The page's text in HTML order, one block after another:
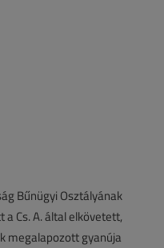
Bűnügyi Osztályának
Cs. A. által elkövetett,
megalapozott gyanúja